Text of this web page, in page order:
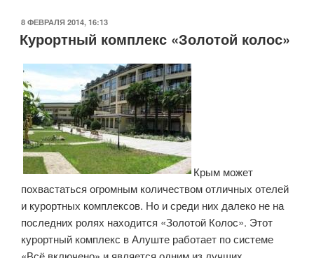
ОПУБЛИКОВАНО
8 ФЕВРАЛЯ 2014, 16:13
Курортный комплекс «Золотой колос»
Крым может
похвастаться огромным количеством отличных отелей
и курортных комплексов. Но и среди них далеко не на
последних ролях находится «Золотой Колос». Этот
курортный комплекс в Алуште работает по системе